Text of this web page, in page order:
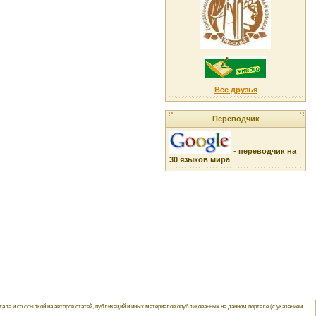
Все друзья
Переводчик
- переводчик на
30 языков мира
и со ссылкой на авторов статей, публикаций и иных материалов опубликованных на данном портале (с указанием